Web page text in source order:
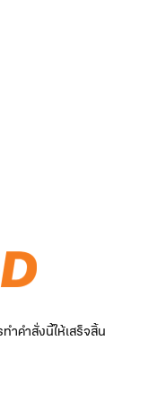
คำสั่งนี้ให้เสร็จสิ้น